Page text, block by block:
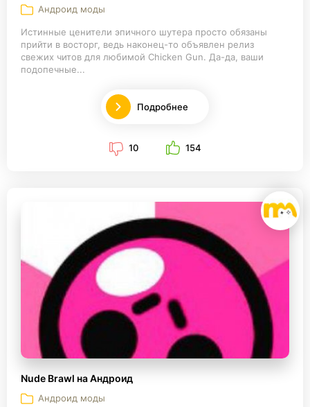
Андроид моды
Истинные ценители эпичного шутера просто обязаны
прийти в восторг, ведь наконец-то объявлен релиз
свежих читов для любимой Chicken Gun. Да-да, ваши
подопечные...
Подробнее
10 154
Nude Brawl на Андроид
Андроид моды